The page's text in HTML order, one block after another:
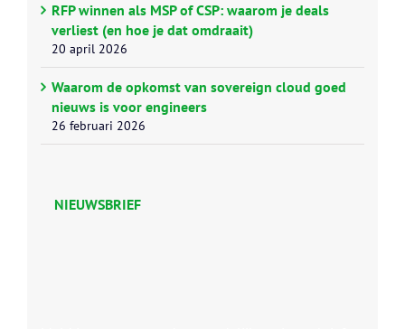
RFP winnen als MSP of CSP: waarom je deals
verliest (en hoe je dat omdraait)
20 april 2026
Waarom de opkomst van sovereign cloud goed
nieuws is voor engineers
26 februari 2026
NIEUWSBRIEF